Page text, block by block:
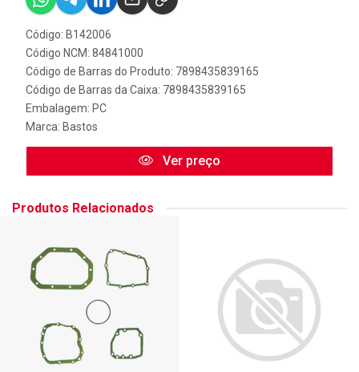
Código: B142006
Código NCM: 84841000
Código de Barras do Produto: 7898435839165
Código de Barras da Caixa: 7898435839165
Embalagem: PC
Marca: Bastos
Ver preço
Produtos Relacionados